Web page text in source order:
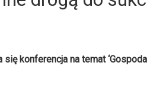
się konferencja na temat